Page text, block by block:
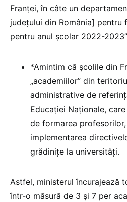
Franței, în câte un
județului din România] pentru
pentru anul școlar 2022-
*Amintim că școlile din
„academiilor” din
administrative de
Educației Naționale,
de formarea
implementarea
grădinițe la universități.
Astfel, ministerul încurajează
într-o măsură de 3 și 7 per